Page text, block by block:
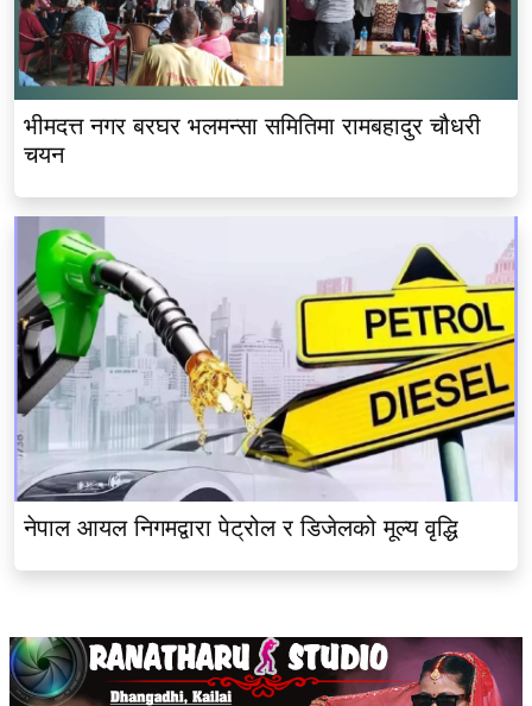
भीमदत्त नगर बरघर भलमन्सा समितिमा रामबहादुर चौधरी
चयन
नेपाल आयल निगमद्वारा पेट्रोल र डिजेलको मूल्य वृद्धि